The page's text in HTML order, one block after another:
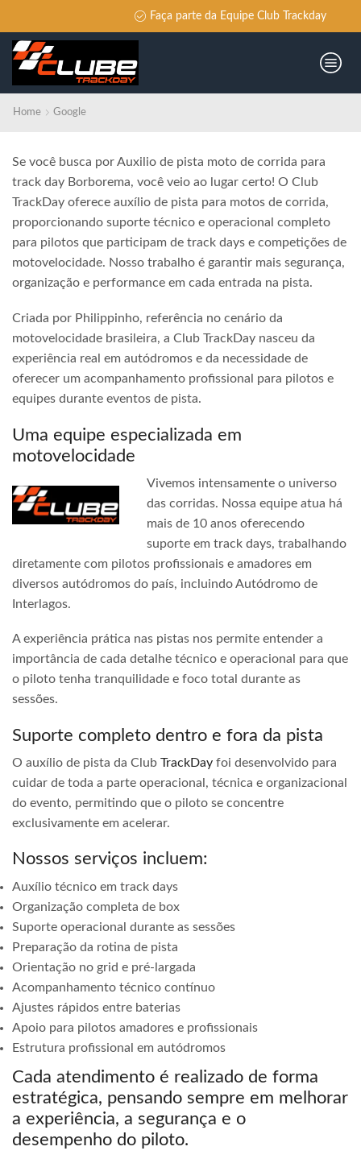
Faça parte da Equipe Club Trackday
Home Google
Se você busca por Auxilio de pista moto de corrida para
track day Borborema, você veio ao lugar certo! O Club
TrackDay oferece auxílio de pista para motos de corrida,
proporcionando suporte técnico e operacional completo
para pilotos que participam de track days e competições de
motovelocidade. Nosso trabalho é garantir mais segurança,
organização e performance em cada entrada na pista.
Criada por Philippinho, referência no cenário da
motovelocidade brasileira, a Club TrackDay nasceu da
experiência real em autódromos e da necessidade de
oferecer um acompanhamento profissional para pilotos e
equipes durante eventos de pista.
Uma equipe especializada em
motovelocidade
Vivemos intensamente o universo
das corridas. Nossa equipe atua há
mais de 10 anos oferecendo
suporte em track days, trabalhando
diretamente com pilotos profissionais e amadores em
diversos autódromos do país, incluindo Autódromo de
Interlagos.
A experiência prática nas pistas nos permite entender a
importância de cada detalhe técnico e operacional para que
o piloto tenha tranquilidade e foco total durante as
sessões.
Suporte completo dentro e fora da pista
O auxílio de pista da Club TrackDay foi desenvolvido para
cuidar de toda a parte operacional, técnica e organizacional
do evento, permitindo que o piloto se concentre
exclusivamente em acelerar.
Nossos serviços incluem:
Auxílio técnico em track days
Organização completa de box
Suporte operacional durante as sessões
Preparação da rotina de pista
Orientação no grid e pré-largada
Acompanhamento técnico contínuo
Ajustes rápidos entre baterias
Apoio para pilotos amadores e profissionais
Estrutura profissional em autódromos
Cada atendimento é realizado de forma
estratégica, pensando sempre em melhorar
a experiência, a segurança e o
desempenho do piloto.